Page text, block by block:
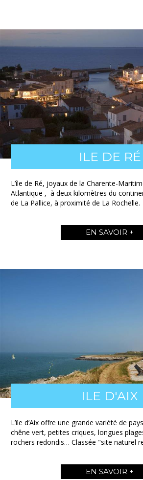
ILE DE RÉ
L’île de Ré, joyaux de la Charente-
Atlantique , à deux kilomètres du
de La Pallice, à proximité de La Rochelle.
EN SAVOIR +
ILE D'AIX
L’île d’Aix offre une grande variété de
chêne vert, petites criques, longues
rochers redondis… Classée "site naturel
EN SAVOIR +